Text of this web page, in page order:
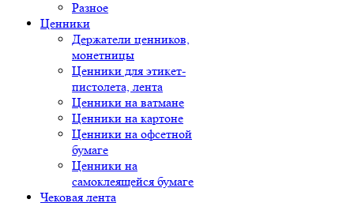
Разное
Ценники
Держатели ценников,
монетницы
Ценники для этикет-
пистолета, лента
Ценники на ватмане
Ценники на картоне
Ценники на офсетной
бумаге
Ценники на
самоклеящейся бумаге
Чековая лента